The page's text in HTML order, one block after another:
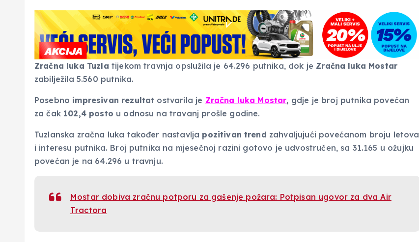
Zračna luka Tuzla tijekom travnja opslužila je 64.296 putnika, dok je Zračna luka Mostar
zabilježila 5.560 putnika.
Posebno impresivan rezultat ostvarila je Zračna luka Mostar, gdje je broj putnika povećan
za čak 102,4 posto u odnosu na travanj prošle godine.
Tuzlanska zračna luka također nastavlja pozitivan trend zahvaljujući povećanom broju letova
i interesu putnika. Broj putnika na mjesečnoj razini gotovo je udvostručen, sa 31.165 u ožujku
povećan je na 64.296 u travnju.
Mostar dobiva zračnu potporu za gašenje požara: Potpisan ugovor za dva Air
Tractora